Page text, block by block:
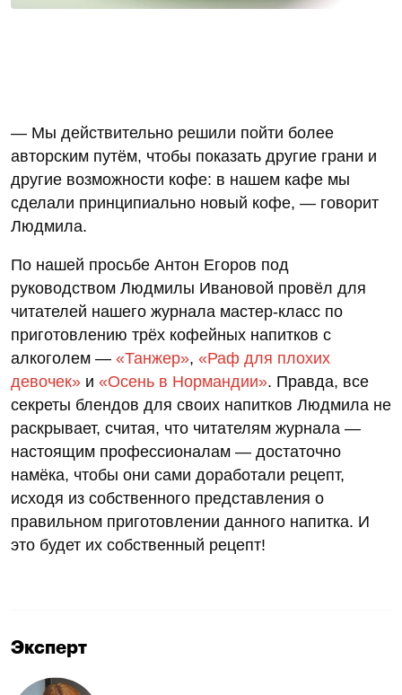
— Мы действительно решили пойти более
авторским путём, чтобы показать другие грани и
другие возможности кофе: в нашем кафе мы
сделали принципиально новый кофе, — говорит
Людмила.
По нашей просьбе Антон Егоров под
руководством Людмилы Ивановой провёл для
читателей нашего журнала мастер-класс по
приготовлению трёх кофейных напитков с
алкоголем — «Танжер», «Раф для плохих
девочек» и «Осень в Нормандии». Правда, все
секреты блендов для своих напитков Людмила не
раскрывает, считая, что читателям журнала —
настоящим профессионалам — достаточно
намёка, чтобы они сами доработали рецепт,
исходя из собственного представления о
правильном приготовлении данного напитка. И
это будет их собственный рецепт!
Эксперт